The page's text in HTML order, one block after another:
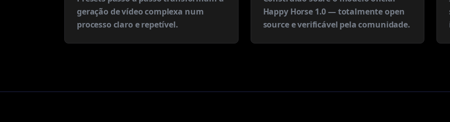
geração de vídeo complexa num
processo claro e repetível.
Happy Horse 1.0 — totalmente open
source e verificável pela comunidade.